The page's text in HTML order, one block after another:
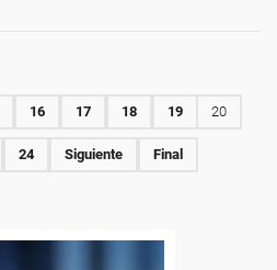
16 17 18 19 20
24 Siguiente Final